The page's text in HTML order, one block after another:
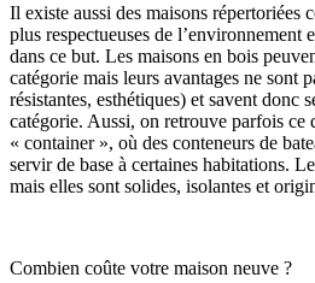
Il existe aussi des maisons répertoriées
plus respectueuses de l’environnement
dans ce but. Les maisons en bois
catégorie mais leurs avantages ne sont
résistantes, esthétiques) et savent donc
catégorie. Aussi, on retrouve parfois ce
« container », où des conteneurs de
servir de base à certaines habitations.
mais elles sont solides, isolantes et
Combien coûte votre maison neuve ?